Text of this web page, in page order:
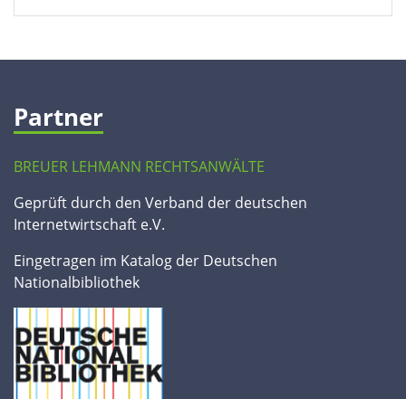
Partner
BREUER LEHMANN RECHTSANWÄLTE
Geprüft durch den Verband der deutschen
Internetwirtschaft e.V.
Eingetragen im Katalog der Deutschen
Nationalbibliothek